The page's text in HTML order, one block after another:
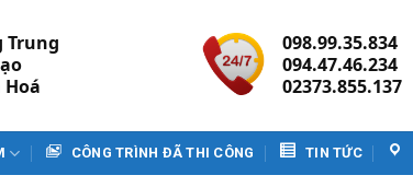
Trung
Hoá
098.99.35.834
094.47.46.234
02373.855.137
CÔNG TRÌNH ĐÃ THI CÔNG TIN TỨC